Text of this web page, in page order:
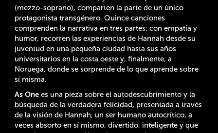
(mezzo-soprano), comparten la parte de un único
protagonista transgénero. Quince canciones
comprenden la narrativa en tres partes; con empatía y
humor, recorren las experiencias de Hannah desde su
juventud en una pequeña ciudad hasta sus años
universitarios en la costa oeste y, finalmente, a
Noruega, donde se sorprende de lo que aprende sobre
sí misma.
As One es una pieza sobre el autodescubrimiento y la
búsqueda de la verdadera felicidad, presentada a través
de la visión de Hannah, un ser humano autocrítico, a
veces absorto en sí mismo, divertido, inteligente y que